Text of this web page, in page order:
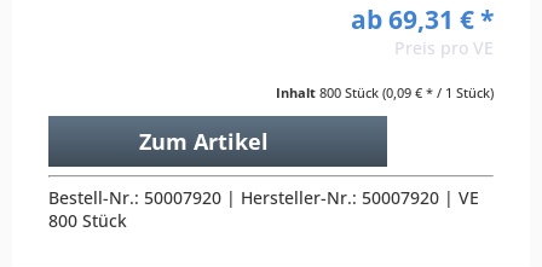
ab 69,31 € *
Preis pro VE
Inhalt 800 Stück (0,09 € * / 1 Stück)
Zum Artikel
Bestell-Nr.: 50007920 | Hersteller-Nr.: 50007920 | VE
800 Stück